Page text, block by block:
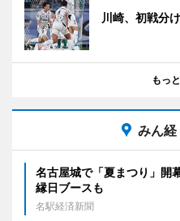
川崎、初戦分
もっ
みん経
名古屋城で「夏まつり」開
縁日ブースも
名駅経済新聞